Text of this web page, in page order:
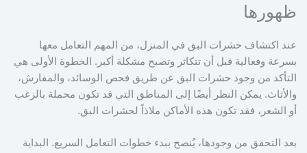
ظهورها
عند اكتشاف حشرات البق في المنزل، من المهم التعامل معها
بسرعة وفعالية قبل أن تتكاثر وتصبح مشكلة أكبر. الخطوة الأولى هي
التأكد من وجود حشرات البق عن طريق فحص الوسائد، والمفارش،
والأثاث. يمكن النظر أيضًا إلى المناطق التي قد تكون محملة بالزغب
أو الشعر، فقد تكون هذه الأماكن ملاذاً لحشرات البق.
بعد التحقق من وجودها، يُنصح ببدء خطوات التعامل السريع. البداية